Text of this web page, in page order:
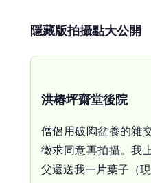
隱藏版拍攝點大公開
洪椿坪齋堂後院
僧侶用破陶盆養的雜
徵求同意再拍攝。我
父還送我一片葉子（